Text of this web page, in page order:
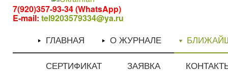
7(920)357-93-34 (WhatsApp)
E-mail: tel9203579334@ya.ru
ГЛАВНАЯ О ЖУРНАЛЕ
СЕРТИФИКАТ ЗАЯВКА